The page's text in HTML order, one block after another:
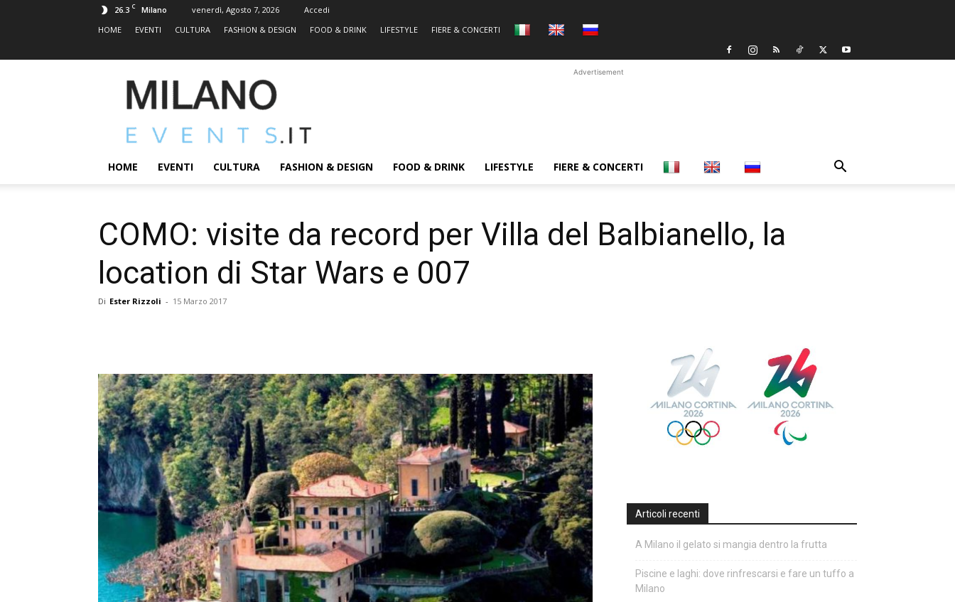
26.3 C Milano venerdì, Agosto 7, 2026
Accedi
HOME
EVENTI CULTURA FASHION & DESIGN FOOD & DRINK LIFESTYLE FIERE & CONCERTI
MILANOEVENTS.IT
|
2.0
ed
Eventi
Advertisement
HOME EVENTI CULTURA FASHION & DESIGN FOOD & DRINK LIFESTYLE FIERE & CONCERTI
COMO: visite da record per Villa del Balbianello, la
location di Star Wars e 007
Di Ester Rizzoli - 15 Marzo 2017
Articoli recenti
A Milano il gelato si mangia dentro la frutta
Piscine e laghi: dove rinfrescarsi e fare un tuffo a
Milano